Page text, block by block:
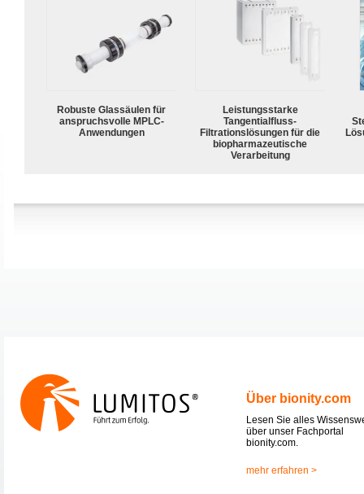
Robuste Glassäulen für
anspruchsvolle MPLC-
Anwendungen
Leistungsstarke
Tangentialfluss-
Filtrationslösungen für die
biopharmazeutische
Verarbeitung
Über bionity.com
Lesen Sie alles
über unser Fachportal
bionity.com.
mehr erfahren >